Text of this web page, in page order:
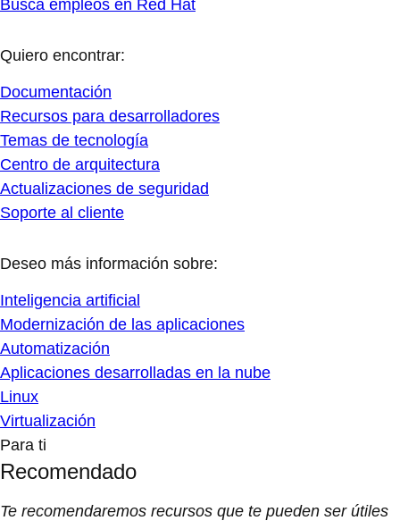
Busca empleos en Red Hat
Quiero encontrar:
Documentación
Recursos para desarrolladores
Temas de tecnología
Centro de arquitectura
Actualizaciones de seguridad
Soporte al cliente
Deseo más información sobre:
Inteligencia artificial
Modernización de las aplicaciones
Automatización
Aplicaciones desarrolladas en la nube
Linux
Virtualización
Para ti
Recomendado
Te recomendaremos recursos que te pueden ser útiles